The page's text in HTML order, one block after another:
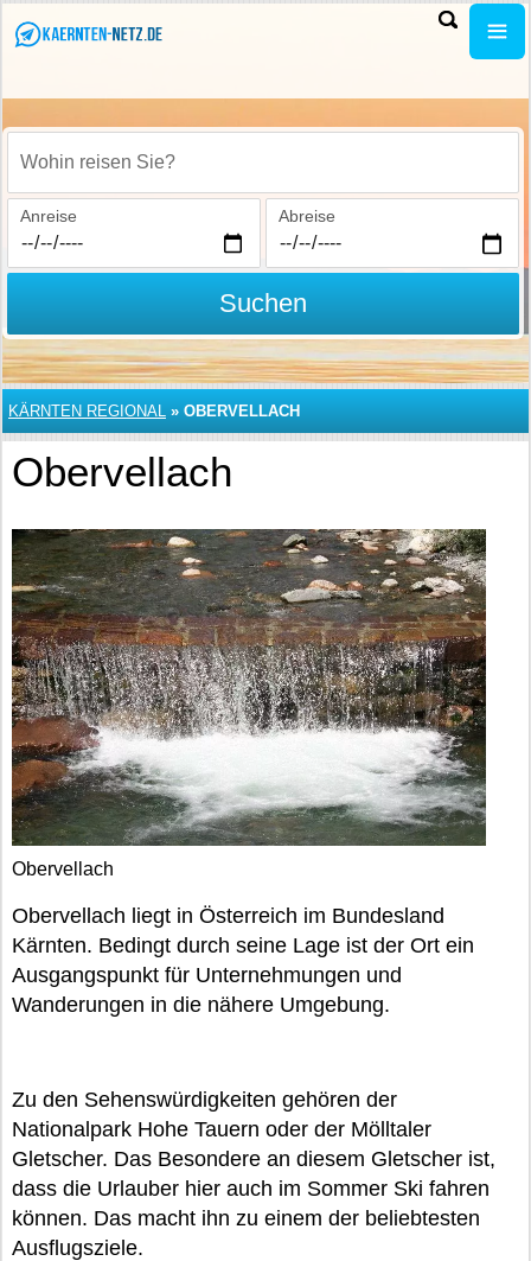
Wohin reisen Sie?
Anreise Abreise
Suchen
KÄRNTEN REGIONAL » OBERVELLACH
Obervellach
Obervellach
Obervellach liegt in Österreich im Bundesland
Kärnten. Bedingt durch seine Lage ist der Ort ein
Ausgangspunkt für Unternehmungen und
Wanderungen in die nähere Umgebung.
Zu den Sehenswürdigkeiten gehören der
Nationalpark Hohe Tauern oder der Mölltaler
Gletscher. Das Besondere an diesem Gletscher ist,
dass die Urlauber hier auch im Sommer Ski fahren
können. Das macht ihn zu einem der beliebtesten
Ausflugsziele.